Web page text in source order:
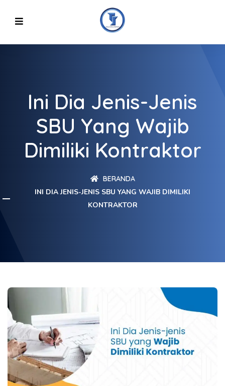
Ini Dia Jenis-Jenis
SBU Yang Wajib
Dimiliki Kontraktor
BERANDA
INI DIA JENIS-JENIS SBU YANG WAJIB DIMILIKI
KONTRAKTOR